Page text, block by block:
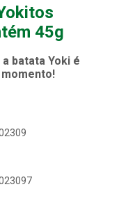
45g
batata Yoki é